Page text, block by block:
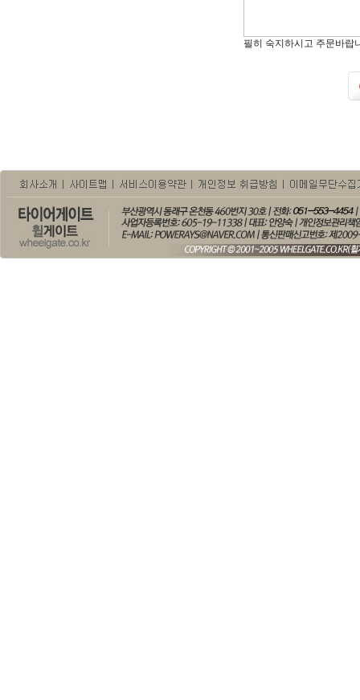
필히 숙지하시고 주문바랍